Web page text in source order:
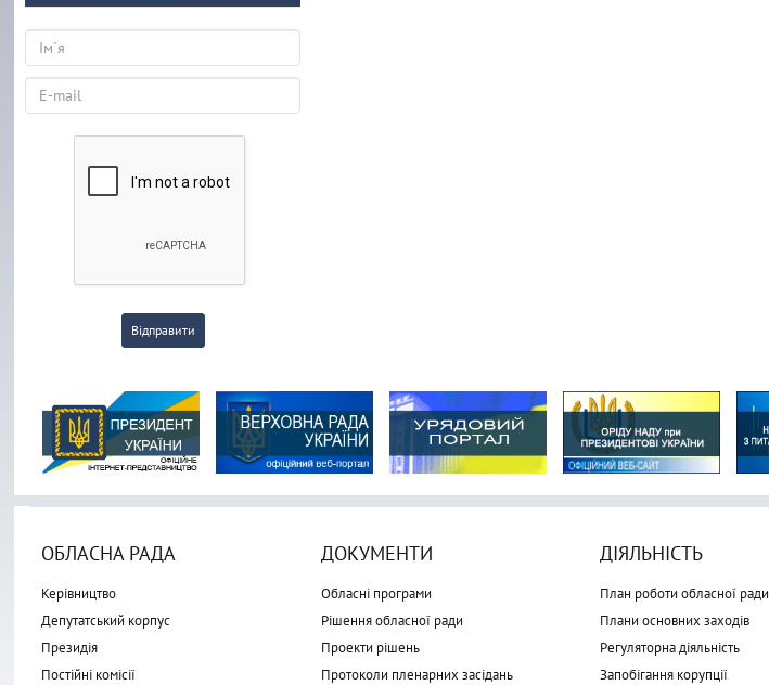
Відправити
ОБЛАСНА РАДА
Керівництво
Депутатський корпус
Президія
Постійні комісії
ДОКУМЕНТИ
Обласні програми
Рішення обласної ради
Проекти рішень
Протоколи пленарних засідань
ДІЯЛЬНІСТЬ
План роботи обласної ради
Плани основних заходів
Регуляторна діяльність
Запобігання корупції